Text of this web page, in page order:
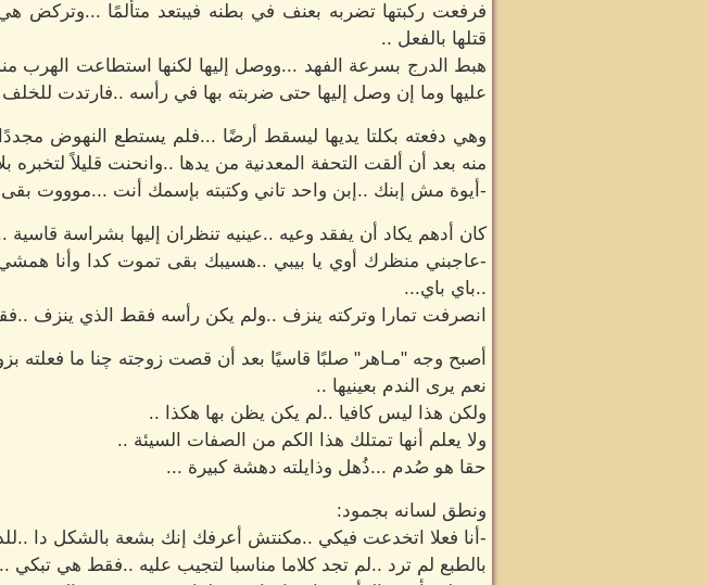
فرفعت ركبتها تضربه بعنف في بطنه فيبتعد متألمًا
قتلها بالفعل ..
هبط الدرج بسرعة الفهد ...ووصل إليها لكنها استطاعت
عليها وما إن وصل إليها حتى ضربته بها في رأسه ..فارتدت
وهي دفعته بكلتا يديها ليسقط أرضًا ...فلم يستطع النهوض
منه بعد أن ألقت التحفة المعدنية من يدها ..وانحنت قليلاً لتخبره
-أيوة مش إبنك ..إبن واحد تاني وكتبته بإسمك أنت ...موووت بقى
كان أدهم يكاد أن يفقد وعيه ..عينيه تنظران إليها بشراسة
-عاجبني منظرك أوي يا بيبي ..هسيبك بقى تموت كدا وأنا
..باي باي...
انصرفت تمارا وتركته ينزف ..ولم يكن رأسه فقط الذي ينزف
أصبح وجه "مـاهر" صلبًا قاسيًا بعد أن قصت زوجته چنا ما فعلته
نعم يرى الندم بعينيها ..
ولكن هذا ليس كافيا ..لم يكن يظن بها هكذا ..
ولا يعلم أنها تمتلك هذا الكم من الصفات السيئة ..
حقا هو صُدم ...ذُهل وذايلته دهشة كبيرة ...
ونطق لسانه بجمود:
-أنا فعلا اتخدعت فيكي ..مكنتش أعرفك إنك بشعة بالشكل دا
بالطبع لم ترد ..لم تجد كلاما مناسبا لتجيب عليه ..فقط هي تبكي ..